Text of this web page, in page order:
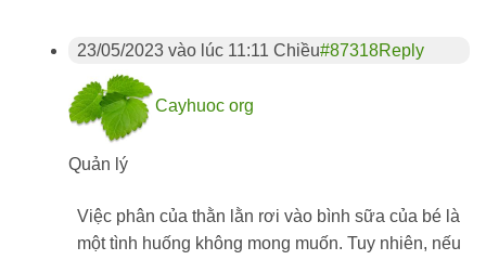
23/05/2023 vào lúc 11:11 Chiều#87318Reply
Cayhuoc org
Quản lý
Việc phân của thằn lằn rơi vào bình sữa của bé là
một tình huống không mong muốn. Tuy nhiên, nếu